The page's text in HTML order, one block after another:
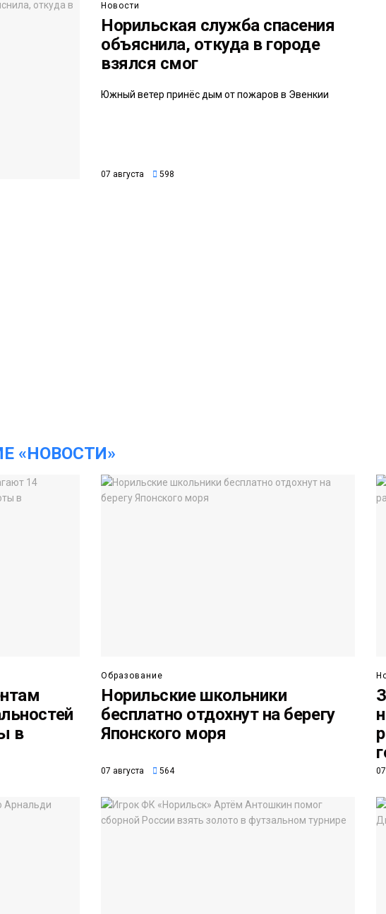
Новости
Норильская служба спасения
объяснила, откуда в городе
взялся смог
Южный ветер принёс дым от пожаров в Эвенкии
07 августа 598
«НОВОСТИ»
в
Образование
Норильские школьники
бесплатно отдохнут на берегу
Японского моря
07 августа 564